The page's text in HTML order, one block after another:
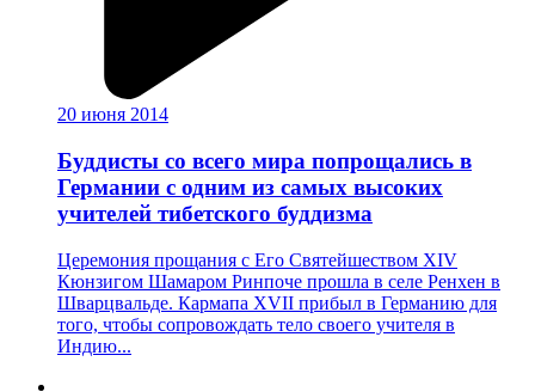
20 июня 2014
Буддисты со всего мира попрощались в
Германии с одним из самых высоких
учителей тибетского буддизма
Церемония прощания с Его Святейшеством XIV
Кюнзигом Шамаром Ринпоче прошла в селе Ренхен в
Шварцвальде. Кармапа XVII прибыл в Германию для
того, чтобы сопровождать тело своего учителя в
Индию...